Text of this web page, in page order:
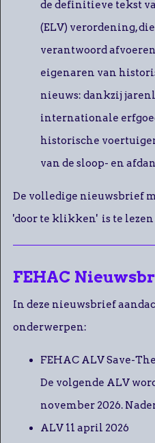
de definitieve tekst
(ELV) verordening,
verantwoord
eigenaren van
nieuws: dankzij
internationale
historische
van de sloop- en
De volledige nieuwsbrief
'door te klikken' is te lezen
FEHAC
In deze nieuwsbrief
onderwerpen:
FEHAC ALV Save-
De volgende ALV
november 2026.
ALV 11 april 2026